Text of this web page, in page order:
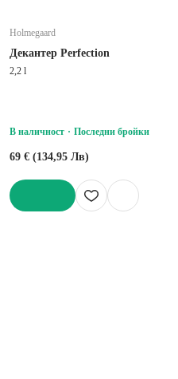
Holmegaard
Декантер Perfection
2,2 l
В наличност Последни бройки
69 € (134,95 Лв)